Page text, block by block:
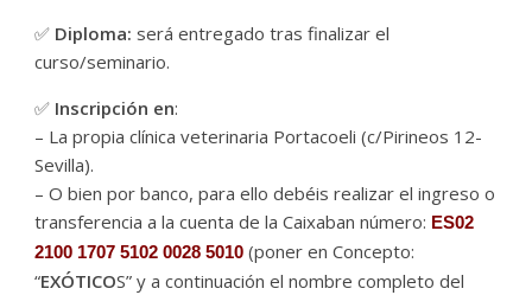
✅ Diploma: será entregado tras finalizar el
curso/seminario.
✅ Inscripción en:
– La propia clínica veterinaria Portacoeli (c/Pirineos 12-
Sevilla).
– O bien por banco, para ello debéis realizar el ingreso o
transferencia a la cuenta de la Caixaban número: ES02
2100 1707 5102 0028 5010 (poner en Concepto:
“EXÓTICOS” y a continuación el nombre completo del